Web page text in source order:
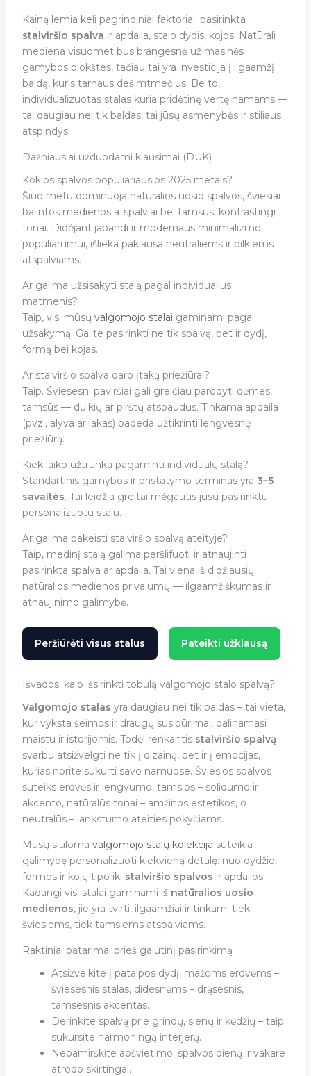
Kainą lemia keli pagrindiniai faktoriai: pasirinkta
stalviršio spalva ir apdaila, stalo dydis, kojos. Natūrali
mediena visuomet bus brangesnė už masinės
gamybos plokštes, tačiau tai yra investicija į ilgaamžį
baldą, kuris tarnaus dešimtmečius. Be to,
individualizuotas stalas kuria pridėtinę vertę namams —
tai daugiau nei tik baldas, tai jūsų asmenybės ir stiliaus
atspindys.
Dažniausiai užduodami klausimai (DUK)
Kokios spalvos populiariausios 2025 metais?
Šiuo metu dominuoja natūralios uosio spalvos, šviesiai
balintos medienos atspalviai bei tamsūs, kontrastingi
tonai. Didėjant japandi ir modernaus minimalizmo
populiarumui, išlieka paklausa neutraliems ir pilkiems
atspalviams.
Ar galima užsisakyti stalą pagal individualius
matmenis?
Taip, visi mūsų valgomojo stalai gaminami pagal
užsakymą. Galite pasirinkti ne tik spalvą, bet ir dydį,
formą bei kojas.
Ar stalviršio spalva daro įtaką priežiūrai?
Taip. Šviesesni paviršiai gali greičiau parodyti dėmes,
tamsūs — dulkių ar pirštų atspaudus. Tinkama apdaila
(pvz., alyva ar lakas) padeda užtikrinti lengvesnę
priežiūrą.
Kiek laiko užtrunka pagaminti individualų stalą?
Standartinis gamybos ir pristatymo terminas yra 3–5
savaitės. Tai leidžia greitai mėgautis jūsų pasirinktu
personalizuotu stalu.
Ar galima pakeisti stalviršio spalvą ateityje?
Taip, medinį stalą galima peršlifuoti ir atnaujinti
pasirinkta spalva ar apdaila. Tai viena iš didžiausių
natūralios medienos privalumų — ilgaamžiškumas ir
atnaujinimo galimybė.
Peržiūrėti visus stalus Pateikti užklausą
Išvados: kaip išsirinkti tobulą valgomojo stalo spalvą?
Valgomojo stalas yra daugiau nei tik baldas – tai vieta,
kur vyksta šeimos ir draugų susibūrimai, dalinamasi
maistu ir istorijomis. Todėl renkantis stalviršio spalvą
svarbu atsižvelgti ne tik į dizainą, bet ir į emocijas,
kurias norite sukurti savo namuose. Šviesios spalvos
suteiks erdvės ir lengvumo, tamsios – solidumo ir
akcento, natūralūs tonai – amžinos estetikos, o
neutralūs – lankstumo ateities pokyčiams.
Mūsų siūloma valgomojo stalų kolekcija suteikia
galimybę personalizuoti kiekvieną detalę: nuo dydžio,
formos ir kojų tipo iki stalviršio spalvos ir apdailos.
Kadangi visi stalai gaminami iš natūralios uosio
medienos, jie yra tvirti, ilgaamžiai ir tinkami tiek
šviesiems, tiek tamsiems atspalviams.
Raktiniai patarimai prieš galutinį pasirinkimą
Atsižvelkite į patalpos dydį: mažoms erdvėms –
šviesesnis stalas, didesnėms – drąsesnis,
tamsesnis akcentas.
Derinkite spalvą prie grindų, sienų ir kėdžių – taip
sukursite harmoningą interjerą.
Nepamirškite apšvietimo: spalvos dieną ir vakare
atrodo skirtingai.